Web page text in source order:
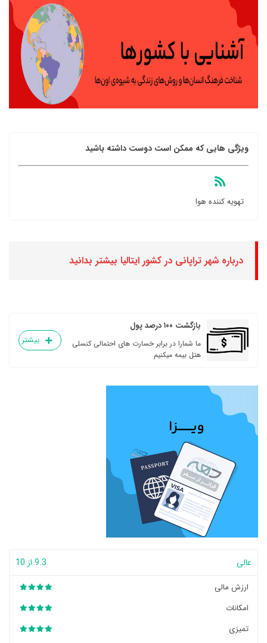
ویژگی هایی که ممکن است دوست داشته باشید
تهویه کننده هوا
درباره شهر تراپانی در کشور ایتالیا بیشتر بدانید
بازگشت ۱۰۰ درصد پول
ما شمارا در برابر خسارت های احتمالی کنسلی
هتل بیمه میکنیم
بیشتر
عالی 9.3 از 10
ارزش مالی
امکانات
تمیزی